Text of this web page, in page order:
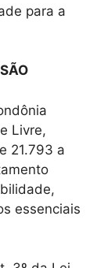
para a
Livre,
21.793 a
essenciais